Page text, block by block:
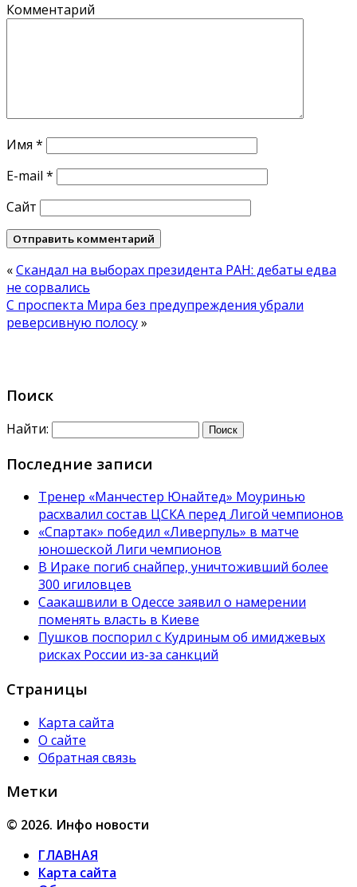
Комментарий
Имя *
E-mail *
Сайт
«Скандал на выборах президента РАН: дебаты едва
не сорвались
С проспекта Мира без предупреждения убрали
реверсивную полосу»
Поиск
Найти:
Последние записи
Тренер «Манчестер Юнайтед» Моуринью
расхвалил состав ЦСКА перед Лигой чемпионов
«Спартак» победил «Ливерпуль» в матче
юношеской Лиги чемпионов
В Ираке погиб снайпер, уничтоживший более
300 игиловцев
Саакашвили в Одессе заявил о намерении
поменять власть в Киеве
Пушков поспорил с Кудриным об имиджевых
рисках России из-за санкций
Страницы
Карта сайта
О сайте
Обратная связь
Метки
© 2026. Инфо новости
ГЛАВНАЯ
Карта сайта